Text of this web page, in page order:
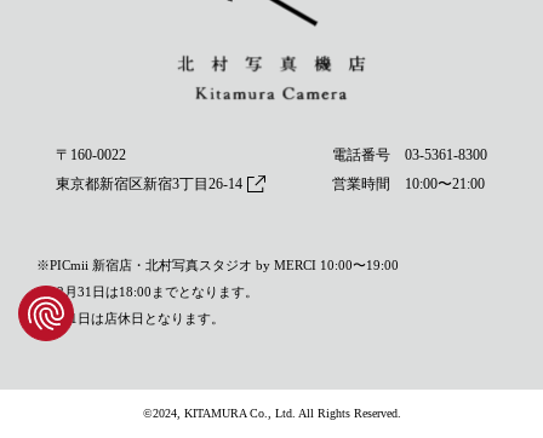
〒160-0022
東京都新宿区新宿3丁目26-14
電話番号 03-5361-8300
営業時間 10:00〜21:00
※PICmii 新宿店・北村写真スタジオ by MERCI 10:00〜19:00
※12月31日は18:00までとなります。
※1月1日は店休日となります。
©2024, KITAMURA Co., Ltd. All Rights Reserved.